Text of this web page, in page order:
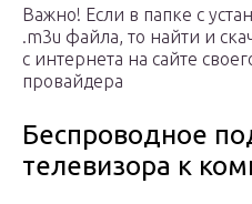
Важно! Если в папке с
.m3u файла, то найти и
с интернета на сайте
провайдера
Беспроводное
телевизора к